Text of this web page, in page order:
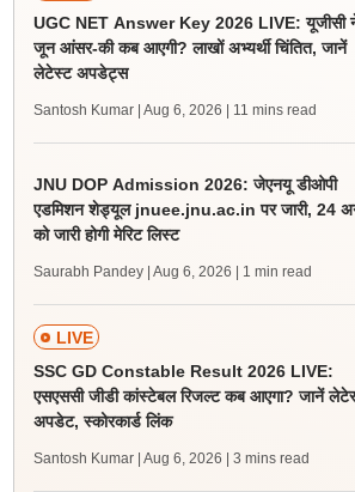
UGC NET Answer Key 2026 LIVE: यूजीसी
जून आंसर-की कब आएगी? लाखों अभ्यर्थी चिंतित, जानें
लेटेस्ट अपडेट्स
Santosh Kumar | Aug 6, 2026 | 11 mins read
JNU DOP Admission 2026: जेएनयू डीओपी
एडमिशन शेड्यूल jnuee.jnu.ac.in पर जारी, 24
को जारी होगी मेरिट लिस्ट
Saurabh Pandey | Aug 6, 2026 | 1 min read
LIVE
SSC GD Constable Result 2026 LIVE:
एसएससी जीडी कांस्टेबल रिजल्ट कब आएगा? जानें
अपडेट, स्कोरकार्ड लिंक
Santosh Kumar | Aug 6, 2026 | 3 mins read